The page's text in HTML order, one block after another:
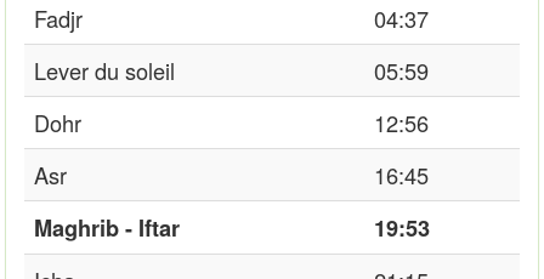
Fadjr
04:37
Lever du soleil
05:59
Dohr
12:56
Asr
16:45
Maghrib - Iftar
19:53